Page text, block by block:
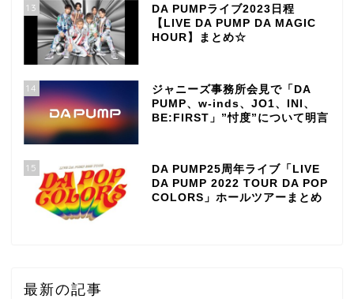
13
DA PUMPライブ2023日程
【LIVE DA PUMP DA MAGIC
HOUR】まとめ☆
14
ジャニーズ事務所会見で「DA
PUMP、w-inds、JO1、INI、
BE:FIRST」”忖度”について明言
15
DA PUMP25周年ライブ「LIVE
DA PUMP 2022 TOUR DA POP
COLORS」ホールツアーまとめ
最新の記事